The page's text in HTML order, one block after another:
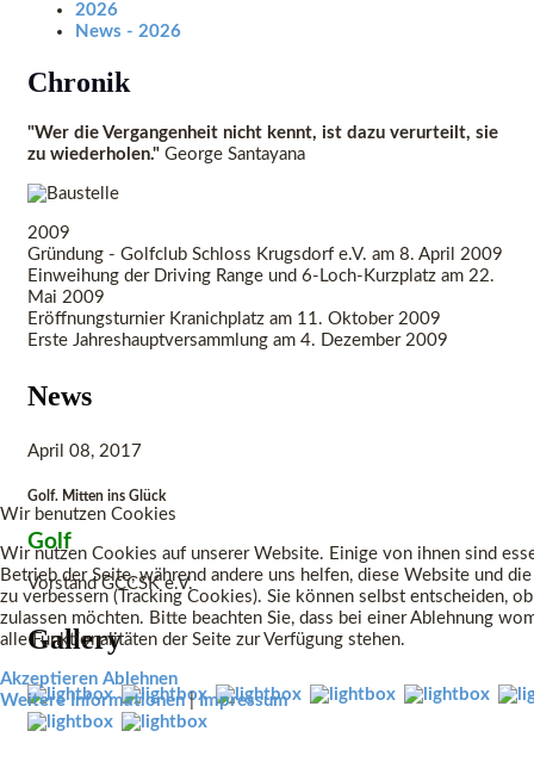
2026
News - 2026
Chronik
"Wer die Vergangenheit nicht kennt, ist dazu verurteilt, sie
zu wiederholen." George Santayana
2009
Gründung - Golfclub Schloss Krugsdorf e.V. am 8. April 2009
Einweihung der Driving Range und 6-Loch-Kurzplatz am 22.
Mai 2009
Eröffnungsturnier Kranichplatz am 11. Oktober 2009
Erste Jahreshauptversammlung am 4. Dezember 2009
News
April 08, 2017
Golf. Mitten ins Glück
Golf
Vorstand GCCSK e.V.
Gallery
Wir benutzen Cookies
Wir nutzen Cookies auf unserer Website. Einige von ihnen sind
Betrieb der Seite, während andere uns helfen, diese Website und
zu verbessern (Tracking Cookies). Sie können selbst entscheiden,
zulassen möchten. Bitte beachten Sie, dass bei einer Ablehnung
alle Funktionalitäten der Seite zur Verfügung stehen.
Akzeptieren Ablehnen
Weitere Informationen|Impressum